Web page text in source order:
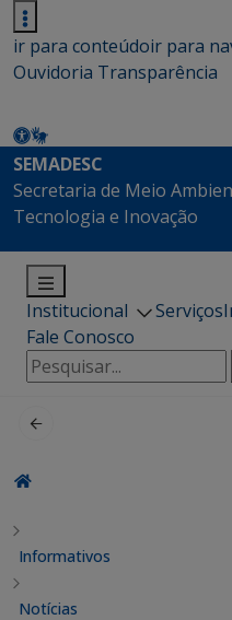
ir para conteúdoir para
Ouvidoria Transparência
SEMADESC
Secretaria de Meio
Tecnologia e Inovação
Institucional Serviços
Fale Conosco
Pesquisar
por:
Informativos
Notícias